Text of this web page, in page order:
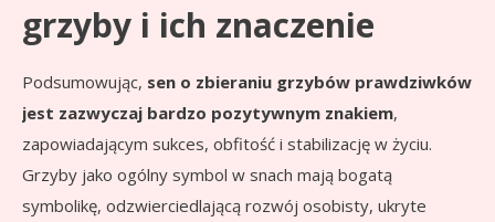
grzyby i ich znaczenie
Podsumowując, sen o zbieraniu grzybów prawdziwków
jest zazwyczaj bardzo pozytywnym znakiem,
zapowiadającym sukces, obfitość i stabilizację w życiu.
Grzyby jako ogólny symbol w snach mają bogatą
symbolikę, odzwierciedlającą rozwój osobisty, ukryte